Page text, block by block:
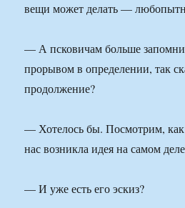
вещи может делать —
— А псковичам больше
прорывом в определении, так
продолжение?
— Хотелось бы. Посмотрим, как
нас возникла идея на самом
— И уже есть его эскиз?